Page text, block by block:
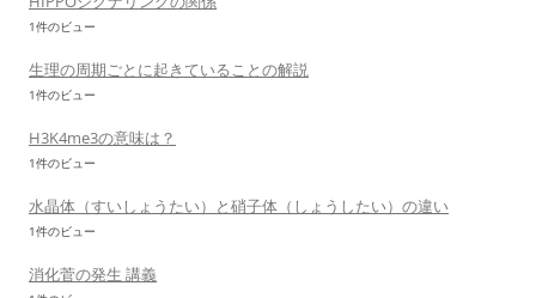
1件のビュー
生理の周期ごとに起きていることの解説
1件のビュー
H3K4me3の意味は？
1件のビュー
水晶体（すいしょうたい）と硝子体（しょうしたい）の違い
1件のビュー
消化菅の発生 講義